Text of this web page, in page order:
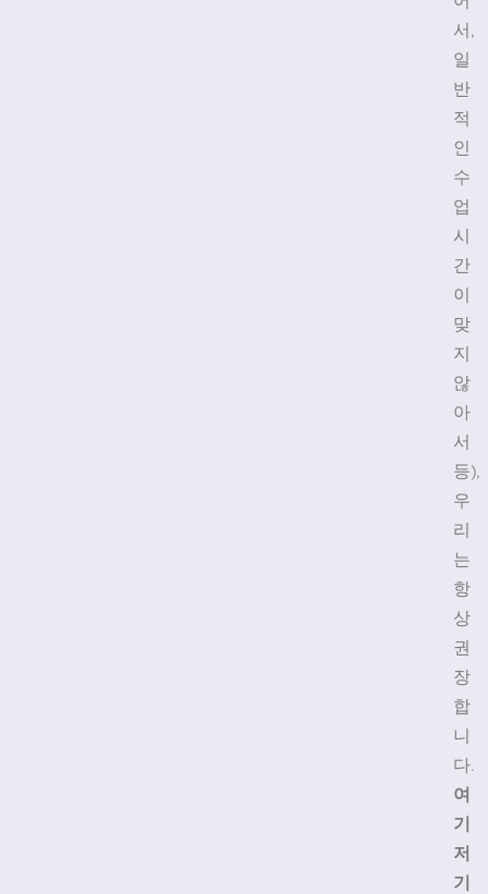
서,
일
반
적
인
수
업
시
간
이
맞
지
않
아
서
등),
우
리
는
항
상
권
장
합
니
다.
여
기
저
기